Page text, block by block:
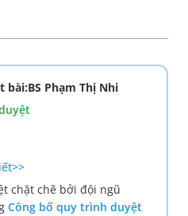
bài:BS Phạm Thị Nhi
chặt chẽ bởi đội ngũ
Công bố quy trình duyệt